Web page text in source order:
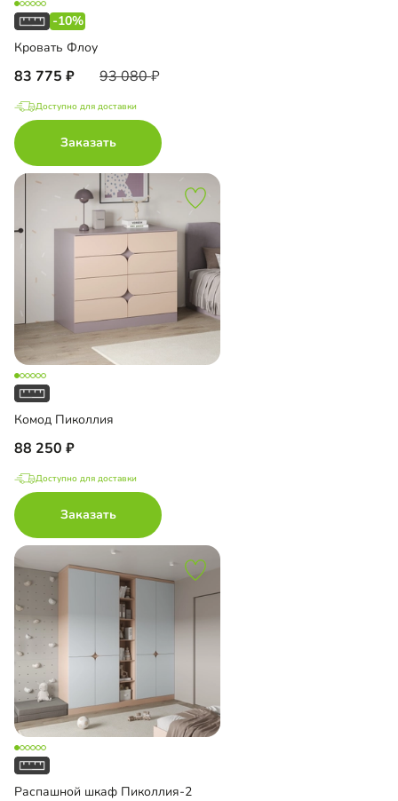
-10%
Кровать Флоу
83 775 93 080
Доступно для доставки
Заказать
Комод Пиколлия
88 250
Доступно для доставки
Заказать
Распашной шкаф Пиколлия-2